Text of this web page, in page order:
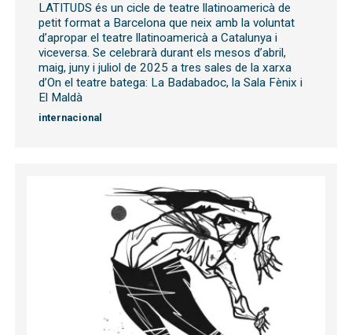
LATITUDS és un cicle de teatre llatinoamericà de
petit format a Barcelona que neix amb la voluntat
d’apropar el teatre llatinoamericà a Catalunya i
viceversa. Se celebrarà durant els mesos d’abril,
maig, juny i juliol de 2025 a tres sales de la xarxa
d’On el teatre batega: La Badabadoc, la Sala Fènix i
El Maldà
internacional